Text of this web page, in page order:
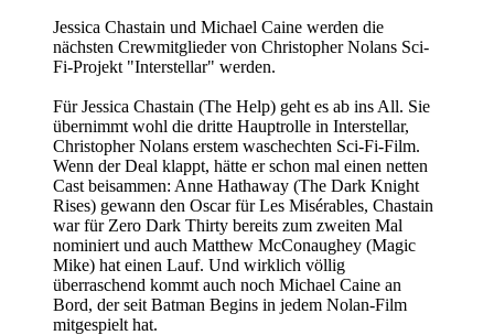
Jessica Chastain und Michael Caine werden die
nächsten Crewmitglieder von Christopher Nolans Sci-
Fi-Projekt "Interstellar" werden.
Für Jessica Chastain (The Help) geht es ab ins All. Sie
übernimmt wohl die dritte Hauptrolle in Interstellar,
Christopher Nolans erstem waschechten Sci-Fi-Film.
Wenn der Deal klappt, hätte er schon mal einen netten
Cast beisammen: Anne Hathaway (The Dark Knight
Rises) gewann den Oscar für Les Misérables, Chastain
war für Zero Dark Thirty bereits zum zweiten Mal
nominiert und auch Matthew McConaughey (Magic
Mike) hat einen Lauf. Und wirklich völlig
überraschend kommt auch noch Michael Caine an
Bord, der seit Batman Begins in jedem Nolan-Film
mitgespielt hat.